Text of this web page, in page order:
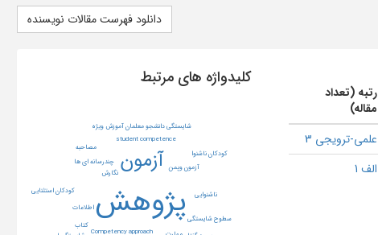
دانلود فهرست مقالات نویسنده
رتبه (تعداد
مقاله)
علمی-ترویجی 3
الف 1
کلیدواژه های مرتبط
پژوهش
آزمون
Competency approach
student competence
آزمون وپمن
چندرسانه ای ها
سطوح شایستگی
شایستگی دانشجو معلمان آموزش ویژه
ناشنوایی
نگارش
اطلاعات
مصاحبه
کتاب
کودکان استثنایی
کودکان ناشنوا